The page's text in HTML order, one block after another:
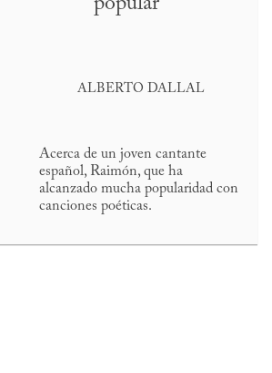
ALBERTO DALLAL
Acerca de un joven cantante
español, Raimón, que ha
alcanzado mucha popularidad con
canciones poéticas.